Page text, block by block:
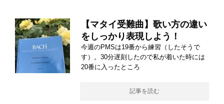
【マタイ受難曲】歌い方の違い
をしっかり表現しよう！
今週のPMSは19番から練習（したそうで
す）。30分遅刻したので私が着いた時には
20番に入ったところ
記事を読む